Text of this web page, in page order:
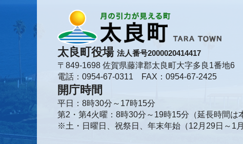
太良町役場 法人番号2000020414417
〒849-1698 佐賀県藤津郡太良町大字多良1番地6
電話：0954-67-0311 FAX：0954-67-2425
開庁時間
平日：8時30分～17時15分
第2・第4火曜：8時30分～19時15分（延長時間は
※土・日曜日、祝祭日、年末年始（12月29日～1